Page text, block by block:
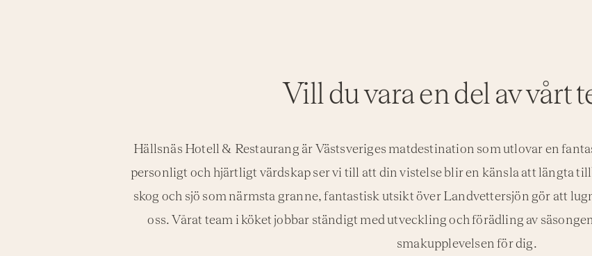
Vill du vara en del av vårt
Hällsnäs Hotell & Restaurang är Västsveriges matdestination som utlovar en
personligt och hjärtligt värdskap ser vi till att din vistelse blir en känsla att längta
skog och sjö som närmsta granne, fantastisk utsikt över Landvettersjön gör att
oss. Vårat team i köket jobbar ständigt med utveckling och förädling av
smakupplevelsen för dig.